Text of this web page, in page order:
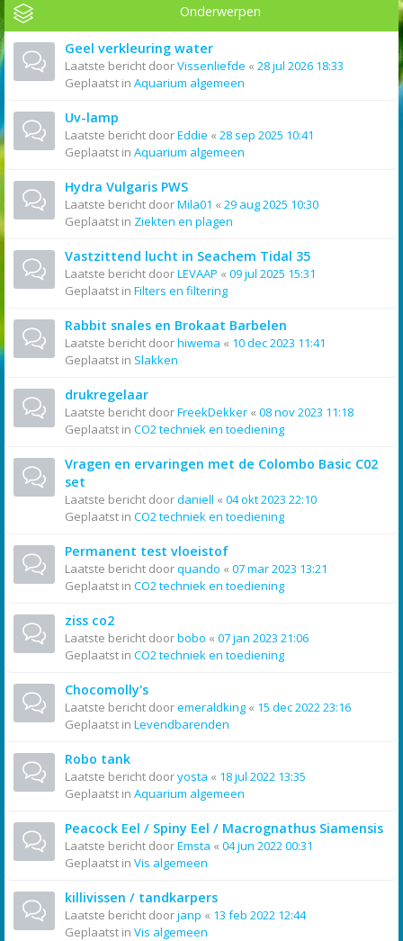
Onderwerpen
Geel verkleuring water
Laatste bericht doorVissenliefde « 28 jul 2026 18:33
Geplaatst in Aquarium algemeen
Uv-lamp
Laatste bericht doorEddie « 28 sep 2025 10:41
Geplaatst in Aquarium algemeen
Hydra Vulgaris PWS
Laatste bericht doorMila01 « 29 aug 2025 10:30
Geplaatst in Ziekten en plagen
Vastzittend lucht in Seachem Tidal 35
Laatste bericht doorLEVAAP « 09 jul 2025 15:31
Geplaatst in Filters en filtering
Rabbit snales en Brokaat Barbelen
Laatste bericht doorhiwema « 10 dec 2023 11:41
Geplaatst in Slakken
drukregelaar
Laatste bericht doorFreekDekker « 08 nov 2023 11:18
Geplaatst in CO2 techniek en toediening
Vragen en ervaringen met de Colombo Basic C02
set
Laatste bericht doordaniell « 04 okt 2023 22:10
Geplaatst in CO2 techniek en toediening
Permanent test vloeistof
Laatste bericht doorquando « 07 mar 2023 13:21
Geplaatst in CO2 techniek en toediening
ziss co2
Laatste bericht doorbobo « 07 jan 2023 21:06
Geplaatst in CO2 techniek en toediening
Chocomolly's
Laatste bericht dooremeraldking « 15 dec 2022 23:16
Geplaatst in Levendbarenden
Robo tank
Laatste bericht dooryosta « 18 jul 2022 13:35
Geplaatst in Aquarium algemeen
Peacock Eel / Spiny Eel / Macrognathus Siamensis
Laatste bericht doorEmsta « 04 jun 2022 00:31
Geplaatst in Vis algemeen
killivissen / tandkarpers
Laatste bericht doorjanp « 13 feb 2022 12:44
Geplaatst in Vis algemeen